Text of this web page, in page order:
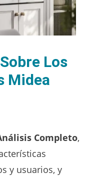
Los
Midea
Completo,
y usuarios, y